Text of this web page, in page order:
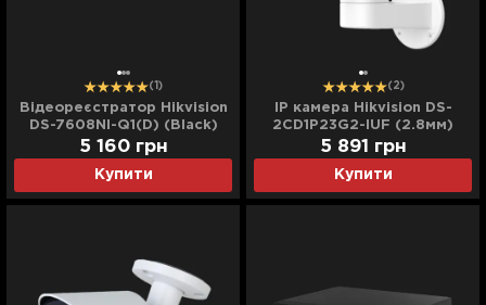
(1)
Відеореєстратор Hikvision
DS-7608NI-Q1(D) (Black)
Купити
5 160 грн
(2)
IP камера Hikvision DS-
2CD1P23G2-IUF (2.8мм)
Купити
5 891 грн